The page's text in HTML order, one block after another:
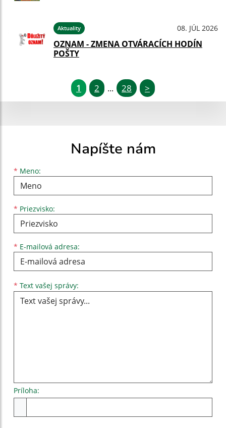
Aktuality 08. JÚL 2026
OZNAM - ZMENA OTVÁRACÍCH HODÍN
POŠTY
1 2 ... 28 >
Napíšte nám
* Meno:
Meno
* Priezvisko:
Priezvisko
* E-mailová adresa:
E-mailová adresa
* Text vašej správy:
Príloha: